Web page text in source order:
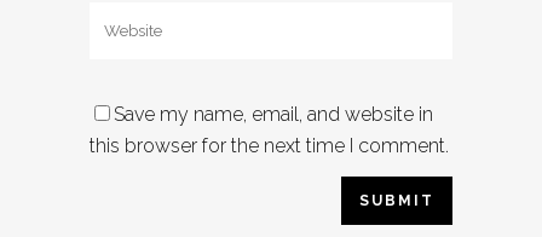
Save my name, email, and website in
this browser for the next time I comment.